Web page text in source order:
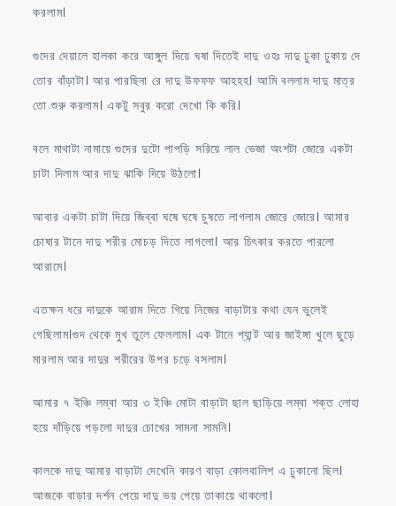
করলাম।
গুদের দেয়ালে হালকা করে আঙ্গুল দিয়ে ঘষা দিতেই দাদু ওহঃ দাদু ঢুকা ঢুকায় দে
তোর বাঁড়াটা। আর পারছিনা রে দাদু উফফফ আহহহ। আমি বললাম দাদু মাত্র
তো শুরু করলাম। একটু সবুর করো দেখো কি করি।
বলে মাথাটা নামায়ে গুদের দুটো পাপড়ি সরিয়ে লাল ভেজা অংশটা জোরে একটা
চাটা দিলাম আর দাদু ঝাকি দিয়ে উঠলো।
আবার একটা চাটা দিয়ে জিব্বা ঘষে ঘষে চুষতে লাগলাম জোরে জোরে। আমার
চোষার টানে দাদু শরীর মোচড় দিতে লাগলো। আর চিৎকার করতে পারলো
আরামে।
এতক্ষন ধরে দাদুকে আরাম দিতে গিয়ে নিজের বাড়াটার কথা যেন ভুলেই
গেছিলাম।গুদ থেকে মুখ তুলে ফেললাম। এক টানে প্যান্ট আর জাইঙ্গা খুলে ছুড়ে
মারলাম আর দাদুর শরীরের উপর চড়ে বসলাম।
আমার ৭ ইঞ্চি লম্বা আর ৩ ইঞ্চি মোটা বাড়াটা ছাল ছাড়িয়ে লম্বা শক্ত লোহা
হয়ে দাঁড়িয়ে পড়লো দাদুর চোখের সামনা সামনি।
কালকে দাদু আমার বাড়াটা দেখেনি কারণ বাড়া কোলবালিশ এ ঢুকানো ছিল।
আজকে বাড়ার দর্শন পেয়ে দাদু ভয় পেয়ে তাকায়ে থাকলো।